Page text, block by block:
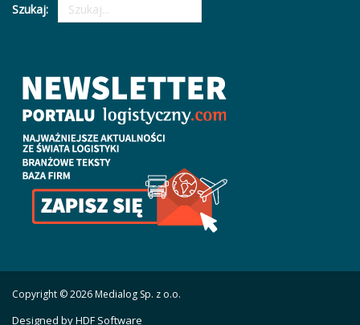
Szukaj:
Copyright © 2026 Medialog Sp. z o.o.
Designed by HDF Software